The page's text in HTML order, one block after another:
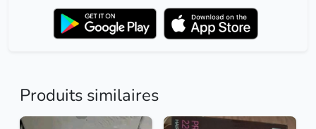
Produits similaires